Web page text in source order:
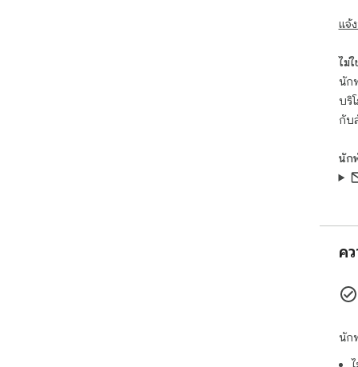
กา
เมื่
เขี
ส่ว
ได้
ทำ
ข้อ
ไม่
แจ้
นัก
ไม่ใ
นัก
บริ
กับ
ค
นัก